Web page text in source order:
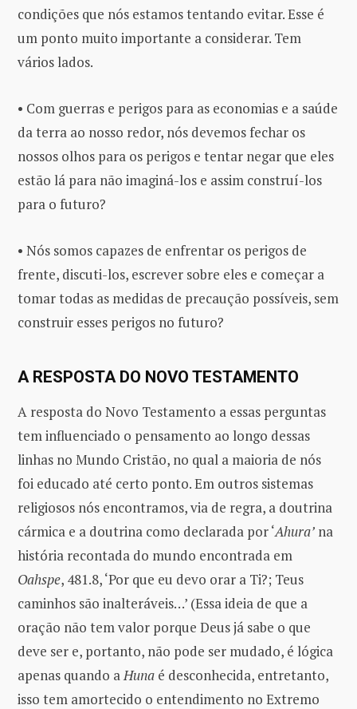
condições que nós estamos tentando evitar. Esse é
um ponto muito importante a considerar. Tem
vários lados.
• Com guerras e perigos para as economias e a saúde
da terra ao nosso redor, nós devemos fechar os
nossos olhos para os perigos e tentar negar que eles
estão lá para não imaginá-los e assim construí-los
para o futuro?
• Nós somos capazes de enfrentar os perigos de
frente, discuti-los, escrever sobre eles e começar a
tomar todas as medidas de precaução possíveis, sem
construir esses perigos no futuro?
A RESPOSTA DO NOVO TESTAMENTO
A resposta do Novo Testamento a essas perguntas
tem influenciado o pensamento ao longo dessas
linhas no Mundo Cristão, no qual a maioria de nós
foi educado até certo ponto. Em outros sistemas
religiosos nós encontramos, via de regra, a doutrina
cármica e a doutrina como declarada por ‘Ahura’ na
história recontada do mundo encontrada em
Oahspe, 481.8, ‘Por que eu devo orar a Ti?; Teus
caminhos são inalteráveis…’ (Essa ideia de que a
oração não tem valor porque Deus já sabe o que
deve ser e, portanto, não pode ser mudado, é lógica
apenas quando aHuna é desconhecida, entretanto,
isso tem amortecido o entendimento no Extremo